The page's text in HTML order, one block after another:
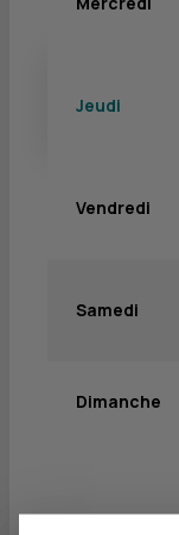
Jeudi
Vendredi
Samedi
Dimanche